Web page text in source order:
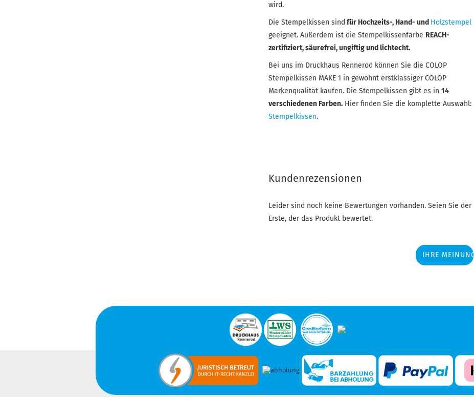
wird.
Die Stempelkissen sind für Hochzeits-, Hand- und Holzstempel
geeignet. Außerdem ist die Stempelkissenfarbe REACH-
zertifiziert, säurefrei, ungiftig und lichtecht.
Bei uns im Druckhaus Rennerod können Sie die COLOP
Stempelkissen MAKE 1 in gewohnt erstklassiger COLOP
Markenqualität kaufen. Die Stempelkissen gibt es in14
verschiedenen Farben. Hier finden Sie die komplette Auswahl:
Stempelkissen.
Kundenrezensionen
Leider sind noch keine Bewertungen vorhanden. Seien Sie der
Erste, der das Produkt bewertet.
IHRE MEINUNG